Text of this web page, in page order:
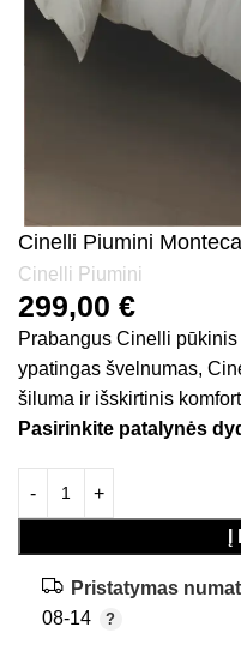
Cinelli Piumini
Cinelli Piumini
299,00 €
Prabangus Cinelli
ypatingas švelnumas,
šiluma ir išskirtinis
Pasirinkite patalynės
Pristatymas
08-14